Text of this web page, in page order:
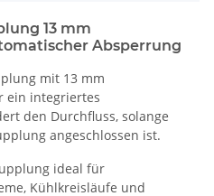
13 mm
Absperrung
mit 13 mm
ein integriertes
den Durchfluss, solange
angeschlossen ist.
ideal für
Kühlkreisläufe und